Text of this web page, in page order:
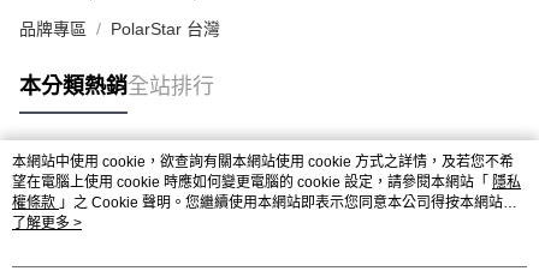
品牌專區 PolarStar 台灣
本分類熱銷全站排行
熱門標籤
本網站中使用 cookie，欲查詢有關本網站使用 cookie 方式之詳情，及若您不希
望在電腦上使用 cookie 時應如何變更電腦的 cookie 設定，請參閱本網站「 隱私
權條款 」之 Cookie 聲明。您繼續使用本網站即表示您同意本公司得按本網站使
用條款之 Cookie 聲明使用 cookie。
了解更多 >